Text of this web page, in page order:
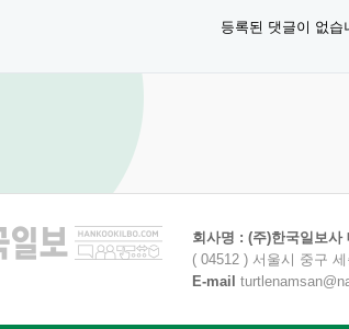
등록된 댓글이 없습
회사명 : (주)한국일보사
( 04512 ) 서울시 중구
E-mail